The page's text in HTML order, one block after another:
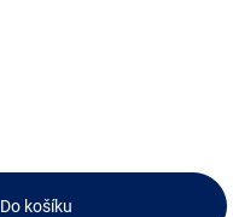
Do košíku